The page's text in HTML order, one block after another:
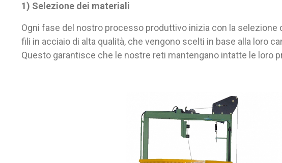
1) Selezione dei materiali
Ogni fase del nostro processo produttivo inizia con la
fili in acciaio di alta qualità, che vengono scelti in base alla loro
Questo garantisce che le nostre reti mantengano intatte le loro